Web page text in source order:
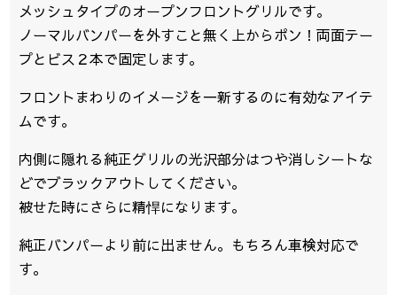
メッシュタイプのオープンフロントグリルです。
ノーマルバンパーを外すこと無く上からポン！両面テー
プとビス２本で固定します。
フロントまわりのイメージを一新するのに有効なアイテ
ムです。
内側に隠れる純正グリルの光沢部分はつや消しシートな
どでブラックアウトしてください。
被せた時にさらに精悍になります。
純正バンパーより前に出ません。もちろん車検対応で
す。